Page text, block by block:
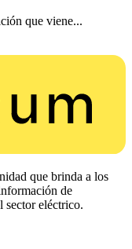
que viene...
que brinda a los
de
sector eléctrico.